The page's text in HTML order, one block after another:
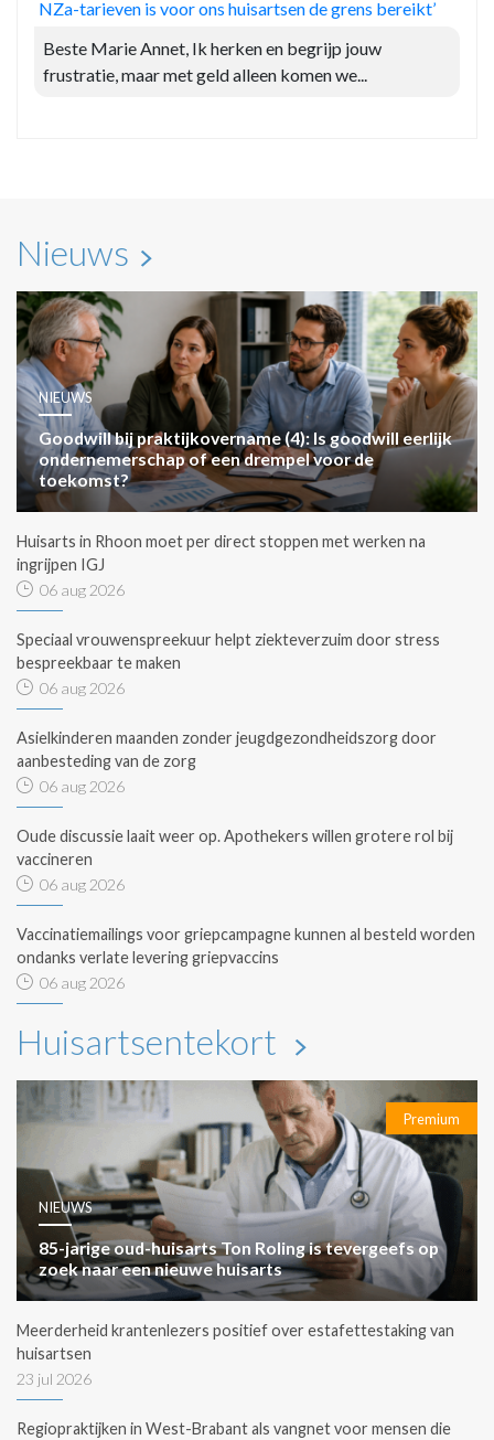
NZa-tarieven is voor ons huisartsen de grens bereikt’
Beste Marie Annet, Ik herken en begrijp jouw
frustratie, maar met geld alleen komen we...
Nieuws
NIEUWS
Goodwill bij praktijkovername (4): Is goodwill eerlijk
ondernemerschap of een drempel voor de
toekomst?
Huisarts in Rhoon moet per direct stoppen met werken na
ingrijpen IGJ
06 aug 2026
Speciaal vrouwenspreekuur helpt ziekteverzuim door stress
bespreekbaar te maken
06 aug 2026
Asielkinderen maanden zonder jeugdgezondheidszorg door
aanbesteding van de zorg
06 aug 2026
Oude discussie laait weer op. Apothekers willen grotere rol bij
vaccineren
06 aug 2026
Vaccinatiemailings voor griepcampagne kunnen al besteld worden
ondanks verlate levering griepvaccins
06 aug 2026
Huisartsentekort
Premium
NIEUWS
85-jarige oud-huisarts Ton Roling is tevergeefs op
zoek naar een nieuwe huisarts
Meerderheid krantenlezers positief over estafettestaking van
huisartsen
23 jul 2026
Regiopraktijken in West-Brabant als vangnet voor mensen die